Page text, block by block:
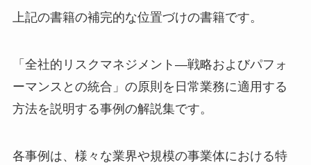
上記の書籍の補完的な位置づけの書籍です。
「全社的リスクマネジメント―戦略およびパフォ
ーマンスとの統合」の原則を日常業務に適用する
方法を説明する事例の解説集です。
各事例は、様々な業界や規模の事業体における特